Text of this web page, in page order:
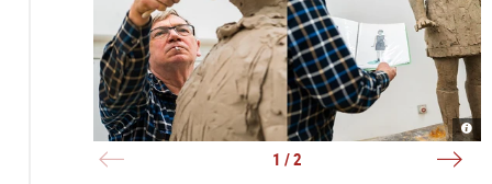
|am
1 / 2